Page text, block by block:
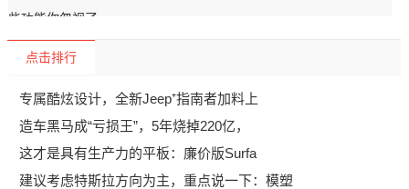
点击排行
专属酷炫设计，全新Jeep⁺指南者加料上
造车黑马成“亏损王”，5年烧掉220亿，
这才是具有生产力的平板：廉价版Surfa
建议考虑特斯拉方向为主，重点说一下：模塑